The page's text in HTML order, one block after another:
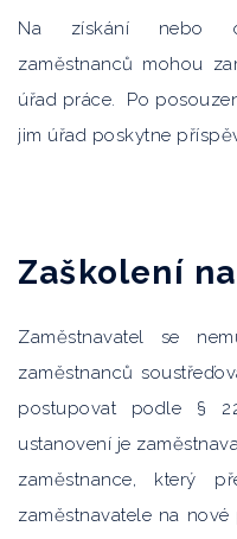
Na získání nebo
zaměstnanců mohou
úřad práce. Po
jim úřad poskytne
Zaškolení
Zaměstnavatel se
zaměstnanců
postupovat podle §
ustanovení je
zaměstnance, který
zaměstnavatele na